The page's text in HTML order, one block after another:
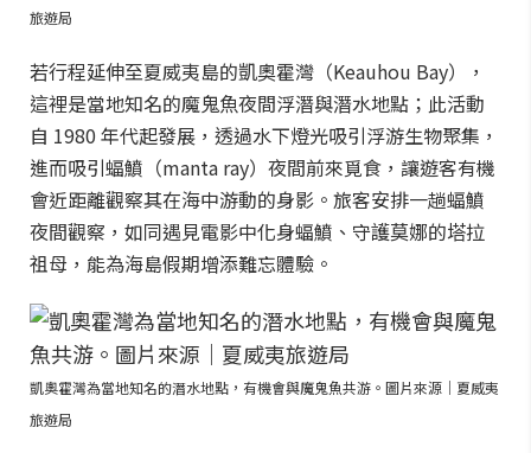
旅遊局
若行程延伸至夏威夷島的凱奧霍灣（Keauhou Bay），
這裡是當地知名的魔鬼魚夜間浮潛與潛水地點；此活動
自 1980 年代起發展，透過水下燈光吸引浮游生物聚集，
進而吸引蝠鱝（manta ray）夜間前來覓食，讓遊客有機
會近距離觀察其在海中游動的身影。旅客安排一趟蝠鱝
夜間觀察，如同遇見電影中化身蝠鱝、守護莫娜的塔拉
祖母，能為海島假期增添難忘體驗。
凱奧霍灣為當地知名的潛水地點，有機會與魔鬼魚共游。圖片來源｜夏威夷
旅遊局